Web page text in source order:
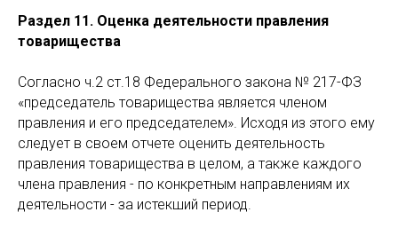
Раздел 11. Оценка деятельности правления
товарищества
Согласно ч.2 ст.18 Федерального закона № 217-ФЗ
«председатель товарищества является членом
правления и его председателем». Исходя из этого ему
следует в своем отчете оценить деятельность
правления товарищества в целом, а также каждого
члена правления - по конкретным направлениям их
деятельности - за истекший период.